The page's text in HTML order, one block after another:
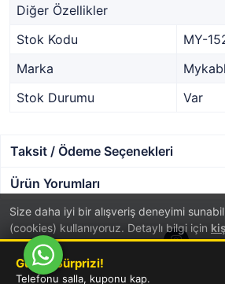
Size daha iyi bir alışveriş deneyimi
(cookies) kullanıyoruz. Detaylı bilgi için
korunmasıhakkında aydınlatma metnini
Diğer Özellikler
Stok Kodu
MY-
Marka
Stok Durumu
Var
Taksit / Ödeme Seçenekleri
Ürün Yorumları
PlatinMarket®E-Ticaret Sistemi
Günün Sürprizi!
Telefonu salla, kuponu kap.